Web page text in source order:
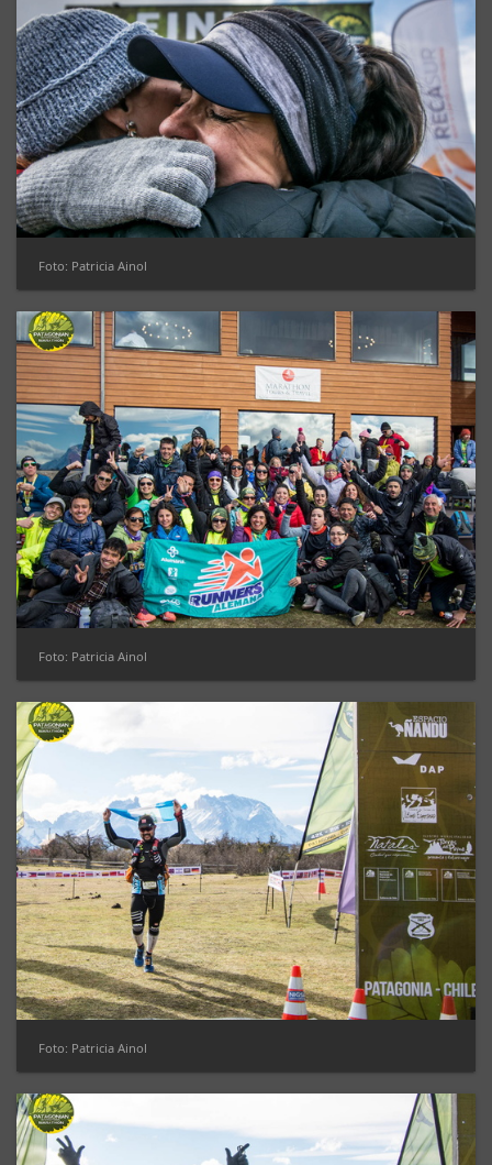
Foto: Patricia Ainol
Foto: Patricia Ainol
Foto: Patricia Ainol